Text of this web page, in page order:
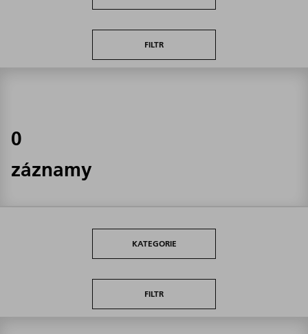
FILTR
0
záznamy
KATEGORIE
FILTR